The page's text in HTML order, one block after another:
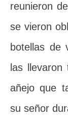
reunieron
se vieron
botellas de
las
añejo que
su señor